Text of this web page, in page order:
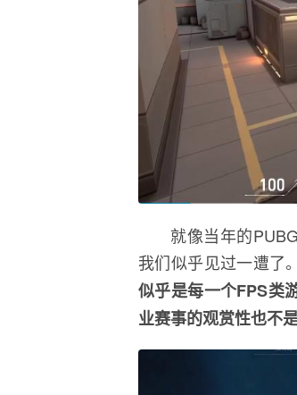
就像当年的
我们似乎见过一遭了
似乎是每一个FPS类
业赛事的观赏性也不